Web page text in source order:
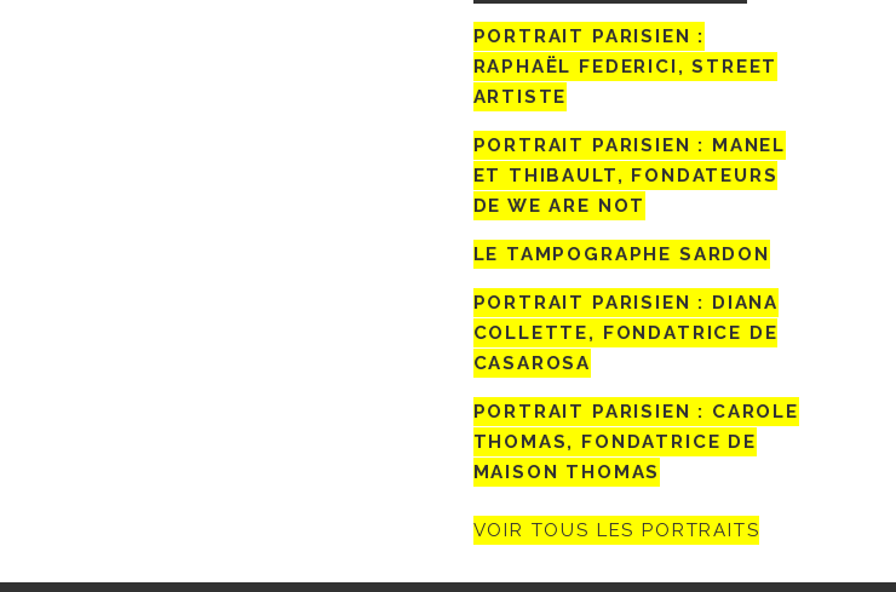
PORTRAIT PARISIEN :
RAPHAËL FEDERICI, STREET
ARTISTE
PORTRAIT PARISIEN : MANEL
ET THIBAULT, FONDATEURS
DE WE ARE NOT
LE TAMPOGRAPHE SARDON
PORTRAIT PARISIEN : DIANA
COLLETTE, FONDATRICE DE
CASAROSA
PORTRAIT PARISIEN : CAROLE
THOMAS, FONDATRICE DE
MAISON THOMAS
VOIR TOUS LES PORTRAITS